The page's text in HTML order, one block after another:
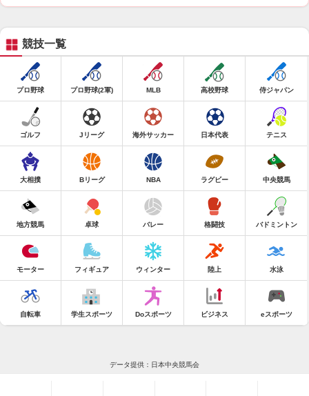
競技一覧
プロ野球 プロ野球(2軍) MLB 高校野球 侍ジャパン
ゴルフ Jリーグ 海外サッカー 日本代表 テニス
大相撲 Bリーグ NBA ラグビー 中央競馬
地方競馬 卓球 バレー 格闘技 バドミントン
モーター フィギュア ウィンター 陸上 水泳
自転車 学生スポーツ Doスポーツ ビジネス eスポーツ
データ提供：日本中央競馬会